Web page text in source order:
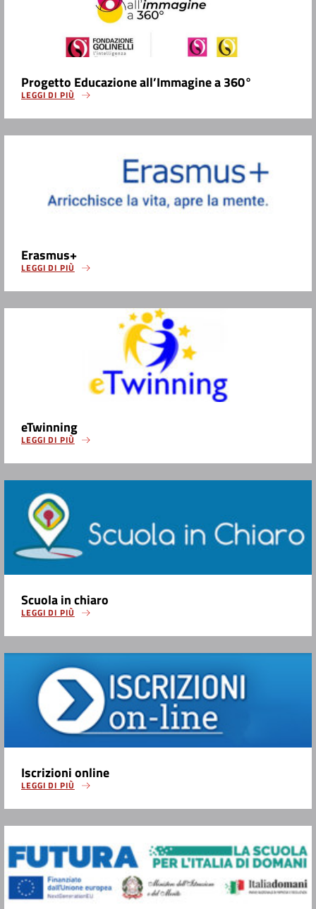
Progetto Educazione all’Immagine a 360°
LEGGI DI PIÙ
Erasmus+
LEGGI DI PIÙ
eTwinning
LEGGI DI PIÙ
Scuola in chiaro
LEGGI DI PIÙ
Iscrizioni online
LEGGI DI PIÙ